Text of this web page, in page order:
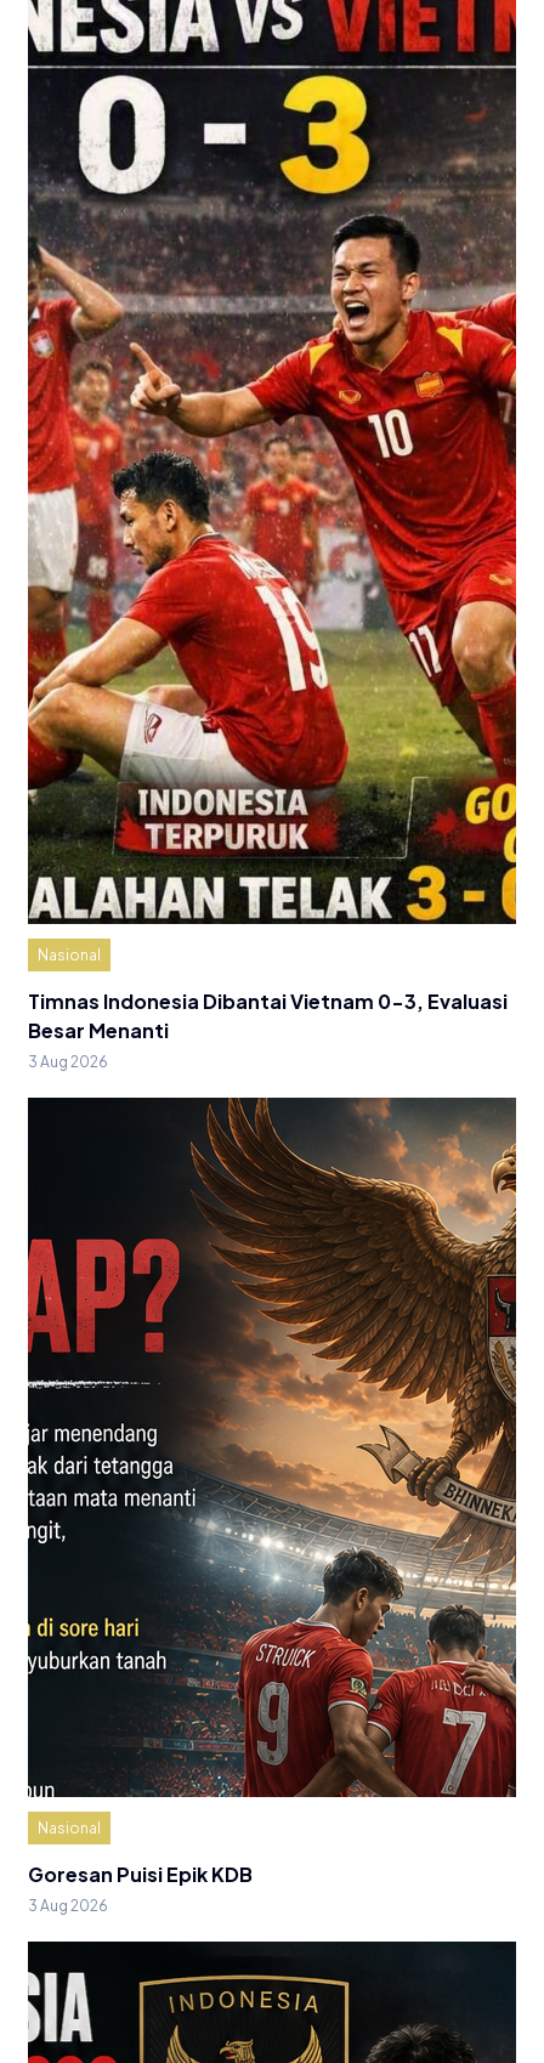
Nasional
Timnas Indonesia Dibantai Vietnam 0-3, Evaluasi
Besar Menanti
3 Aug 2026
Nasional
Goresan Puisi Epik KDB
3 Aug 2026